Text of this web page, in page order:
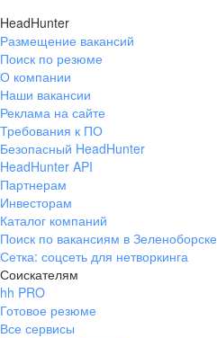
HeadHunter
Размещение вакансий
Поиск по резюме
О компании
Наши вакансии
Реклама на сайте
Требования к ПО
Безопасный HeadHunter
HeadHunter API
Партнерам
Инвесторам
Каталог компаний
Поиск по вакансиям в Зеленоборске
Сетка: соцсеть для нетворкинга
Соискателям
hh PRO
Готовое резюме
Все сервисы